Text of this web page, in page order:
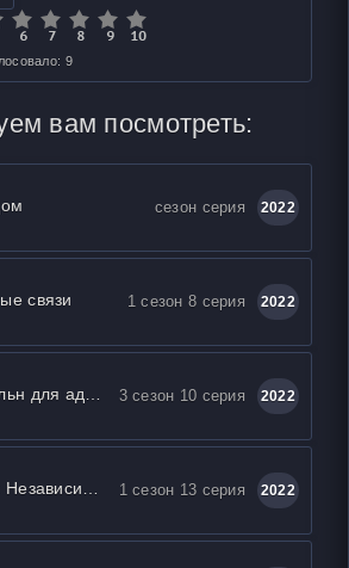
9
вам посмотреть:
сезон серия 2022
связи 1 сезон 8 серия 2022
3 сезон 10 серия 2022
1 сезон 13 серия 2022